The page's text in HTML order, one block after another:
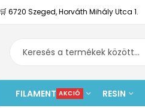
🛒 6720 Szeged, Horváth Mihály Utca 1.
FILAMENT AKCIÓ RESIN